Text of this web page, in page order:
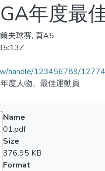
年度最
夫球賽, 頁A5
handle/123456789/
度人物、最佳運動員
Name
01.pdf
Size
376.95 KB
Format